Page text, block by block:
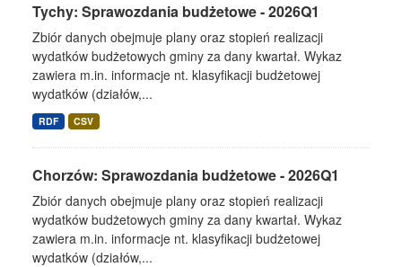
Tychy: Sprawozdania budżetowe - 2026Q1
Zbiór danych obejmuje plany oraz stopień realizacji
wydatków budżetowych gminy za dany kwartał. Wykaz
zawiera m.in. informacje nt. klasyfikacji budżetowej
wydatków (działów,...
RDF CSV
Chorzów: Sprawozdania budżetowe - 2026Q1
Zbiór danych obejmuje plany oraz stopień realizacji
wydatków budżetowych gminy za dany kwartał. Wykaz
zawiera m.in. informacje nt. klasyfikacji budżetowej
wydatków (działów,...